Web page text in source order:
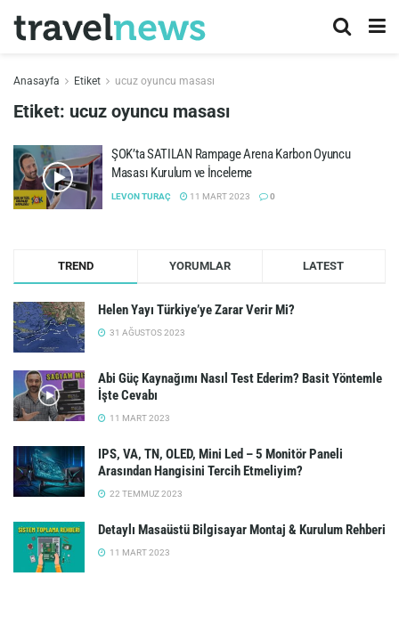
Anasayfa Etiket ucuz oyuncu masası
Etiket: ucuz oyuncu masası
ŞOK’ta SATILAN Rampage Arena Karbon Oyuncu
Masası Kurulum ve İnceleme
LEVON TURAÇ 11 MART 2023 0
TREND YORUMLAR LATEST
Helen Yayı Türkiye’ye Zarar Verir Mi?
31 AĞUSTOS 2023
Abi Güç Kaynağımı Nasıl Test Ederim? Basit Yöntemle
İşte Cevabı
11 MART 2023
IPS, VA, TN, OLED, Mini Led – 5 Monitör Paneli
Arasından Hangisini Tercih Etmeliyim?
22 TEMMUZ 2023
Detaylı Masaüstü Bilgisayar Montaj & Kurulum Rehberi
11 MART 2023